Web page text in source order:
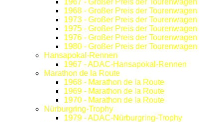
1968 - Großer Preis der Tourenwagen
1973 - Großer Preis der Tourenwagen
1975 - Großer Preis der Tourenwagen
1976 - Großer Preis der Tourenwagen
1980 - Großer Preis der Tourenwagen
Hansapokal-Rennen
1967 - ADAC-Hansapokal-Rennen
Marathon de la Route
1968 - Marathon de la Route
1969 - Marathon de la Route
1970 - Marathon de la Route
Nürburgring-Trophy
1979 - ADAC-Nürburgring-Trophy